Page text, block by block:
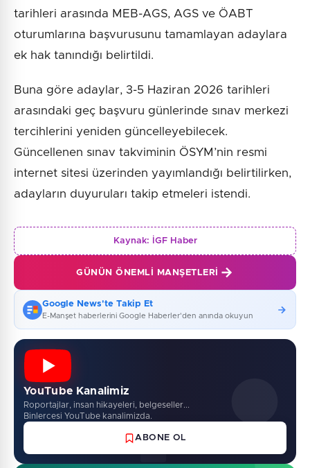
tarihleri arasında MEB-AGS, AGS ve ÖABT
oturumlarına başvurusunu tamamlayan adaylara
ek hak tanındığı belirtildi.
Buna göre adaylar, 3-5 Haziran 2026 tarihleri
arasındaki geç başvuru günlerinde sınav merkezi
tercihlerini yeniden güncelleyebilecek.
Güncellenen sınav takviminin ÖSYM’nin resmi
internet sitesi üzerinden yayımlandığı belirtilirken,
adayların duyuruları takip etmeleri istendi.
Kaynak: İGF Haber
GÜNÜN ÖNEMLI MANŞETLERI
Google News'te Takip Et
E-Manşet haberlerini Google Haberler'den anında okuyun
YouTube Kanalimiz
Roportajlar, insan hikayeleri, belgeseller...
Binlercesi YouTube kanalimizda.
ABONE OL